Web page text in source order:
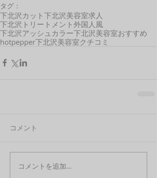
タグ：
下北沢カット 下北沢美容室求人
下北沢トリートメント 外国人風
下北沢アッシュカラー下北沢美容室おすすめ
hotpepper下北沢美容室クチコミ
コメント
コメントを追加…